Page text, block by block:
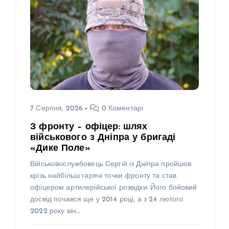
7 Серпня, 2026 0 Коментарі
З фронту – офіцер: шлях
військового з Дніпра у бригаді
«Дике Поле»
Військовослужбовець Сергій із Дніпра пройшов
крізь найбільш гарячі точки фронту та став
офіцером артилерійської розвідки. Його бойовий
досвід почався ще у 2014 році, а з 24 лютого
2022 року він…